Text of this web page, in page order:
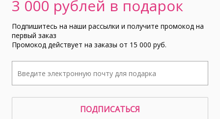
3 000 рублей в подарок
Подпишитесь на наши рассылки и получите промокод на
первый заказ
Промокод действует на заказы от 15 000 руб.
ПОДПИСАТЬСЯ